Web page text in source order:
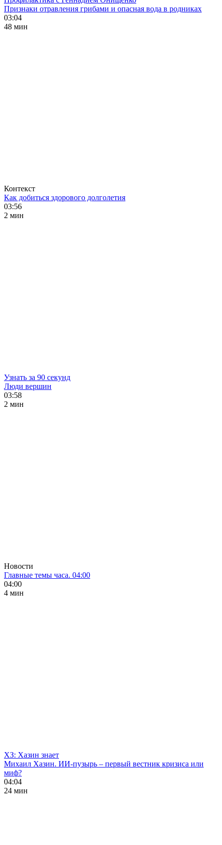
Признаки отравления грибами и опасная вода в родниках
03:04
48 мин
Контекст
Как добиться здорового долголетия
03:56
2 мин
Узнать за 90 секунд
Люди вершин
03:58
2 мин
Новости
Главные темы часа. 04:00
04:00
4 мин
ХЗ: Хазин знает
Михаил Хазин. ИИ-пузырь – первый вестник кризиса или
миф?
04:04
24 мин